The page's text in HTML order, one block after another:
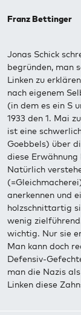
Franz Bettinger
Jonas Schick
begründen, man
Linken zu
nach eigenem
(in dem es ein S
1933 den 1. Mai
ist eine
Goebbels) über
diese
Natürlich
anerkennen und
holzschnittartig
wenig
wichtig. Nur sie
Man kann doch
Defensiv-
man die Nazis
Linken diese